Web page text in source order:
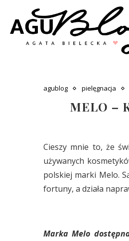
agublog pielęgnacja
MELO –
Cieszy mnie to, że
używanych
polskiej marki Melo.
fortuny, a działa
Marka Melo